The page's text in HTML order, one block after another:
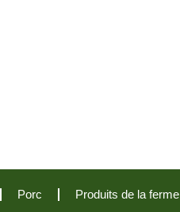
Porc Produits de la ferme